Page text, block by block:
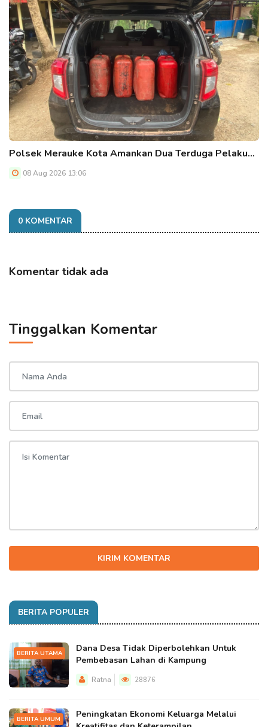
Polsek Merauke Kota Amankan Dua Terduga Pelaku…
08 Aug 2026 13:06
0 KOMENTAR
Komentar tidak ada
Tinggalkan Komentar
KIRIM KOMENTAR
BERITA POPULER
BERITA UTAMA
Dana Desa Tidak Diperbolehkan Untuk
Pembebasan Lahan di Kampung
Ratna 28876
BERITA UMUM
Peningkatan Ekonomi Keluarga Melalui